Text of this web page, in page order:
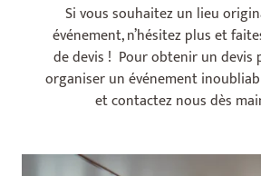
Si vous souhaitez un lieu
événement, n’hésitez plus et
de devis ! Pour obtenir un devis
organiser un événement
et contactez nous dès